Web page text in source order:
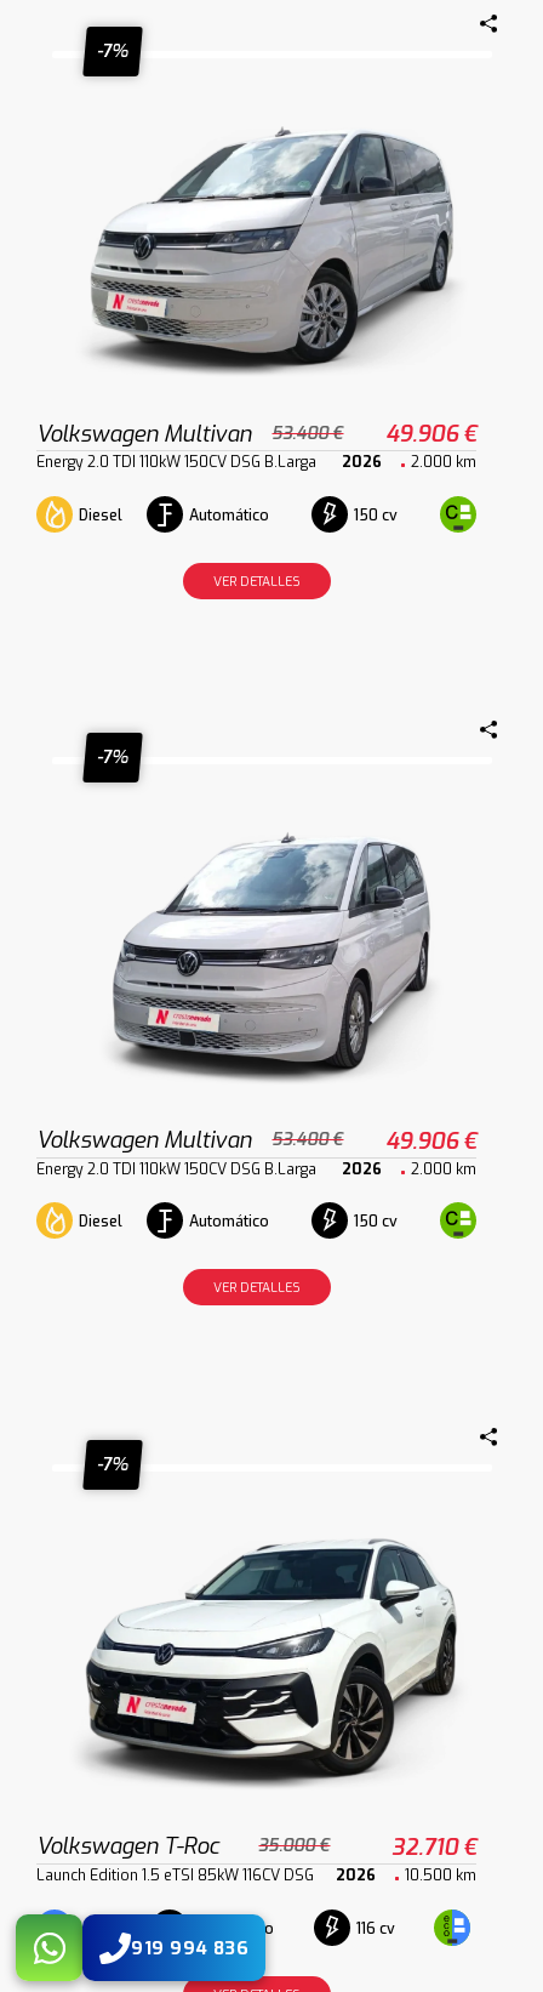
-7%
Volkswagen Multivan 53.400 € 49.906 €
Energy 2.0 TDI 110kW 150CV DSG B.Larga 2026 2.000 km
Diesel Automático 150 cv
VER DETALLES
-7%
Volkswagen Multivan 53.400 € 49.906 €
Energy 2.0 TDI 110kW 150CV DSG B.Larga 2026 2.000 km
Diesel Automático 150 cv
VER DETALLES
-7%
Volkswagen T-Roc 35.000 € 32.710 €
Launch Edition 1.5 eTSI 85kW 116CV DSG 2026 10.500 km
Híbrido Automático 116 cv
919 994 836